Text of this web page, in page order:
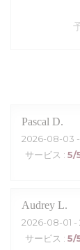
Pascal D
2026-08-03
サービス : 5/
Audrey L
2026-08-01 -
サービス : 5/